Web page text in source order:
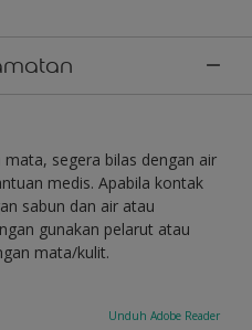
segera bilas dengan air
medis. Apabila kontak
sabun dan air atau
gunakan pelarut atau
mata/kulit.
Unduh Adobe Reader